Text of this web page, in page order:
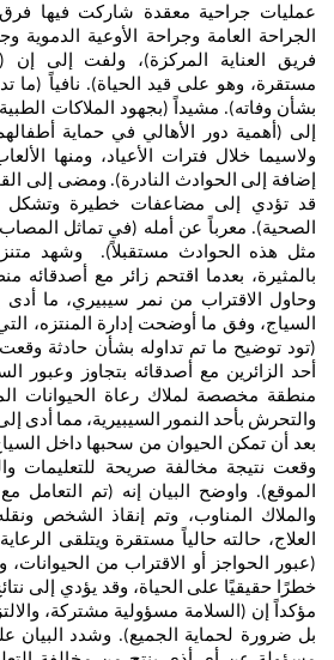
عمليات جراحية معقدة شاركت فيها
الجراحة العامة وجراحة الأوعية الدموية
فريق العناية المركزة)، ولفت إلى إن
مستقرة، وهو على قيد الحياة). نافياً (ما
بشأن وفاته). مشيداً (بجهود الملاكات
إلى (أهمية دور الأهالي في حماية
ولاسيما خلال فترات الأعياد، ومنها
إضافة إلى الحوادث النادرة). ومضى إلى
قد تؤدي إلى مضاعفات خطيرة
الصحية). معرباً عن أمله (في تماثل المصاب
مثل هذه الحوادث مستقبلاً). وشهد
بالمثيرة، بعدما اقتحم زائر مع أصدقائه
وحاول الاقتراب من نمر سيبيري، ما
السياج، وفق ما أوضحت إدارة المنتزه،
(تود توضيح ما تم تداوله بشأن حادثة
أحد الزائرين مع أصدقائه بتجاوز وعبور
منطقة مخصصة لملاك رعاة الحيوانات
والتحرش بأحد النمور السيبيرية، مما أدى
بعد أن تمكن الحيوان من سحبها داخل
وقعت نتيجة مخالفة صريحة للتعليمات
الموقع). واوضح البيان إنه (تم التعامل
والملاك المناوب، وتم إنقاذ الشخص
العلاج، حالته حالياً مستقرة ويتلقى
(عبور الحواجز أو الاقتراب من
خطرًا حقيقيًا على الحياة، وقد يؤدي إلى
مؤكداً إن (السلامة مسؤولية مشتركة،
بل ضرورة لحماية الجميع). وشدد البيان